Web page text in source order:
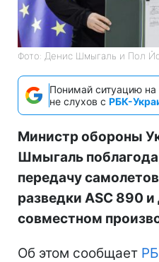
Фото: Денис Шмыгаль и Пол
Понимай ситуацию на
не слухов с РБК-
Министр обороны
Шмыгаль
передачу
разведки ASC 890
совместном
Об этом сообщает